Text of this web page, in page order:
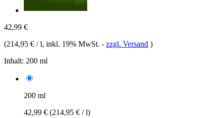
42,99 €
(214,95 € / l, inkl. 19% MwSt. - zzgl. Versand )
Inhalt: 200 ml
200 ml
42,99 € (214,95 € / l)